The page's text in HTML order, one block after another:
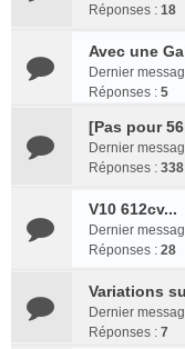
Réponses : 18
Avec une
Dernier
Réponses : 5
[Pas pour
Dernier
Réponses : 338
V10 612cv...
Dernier
Réponses : 28
Variations
Dernier
Réponses : 7